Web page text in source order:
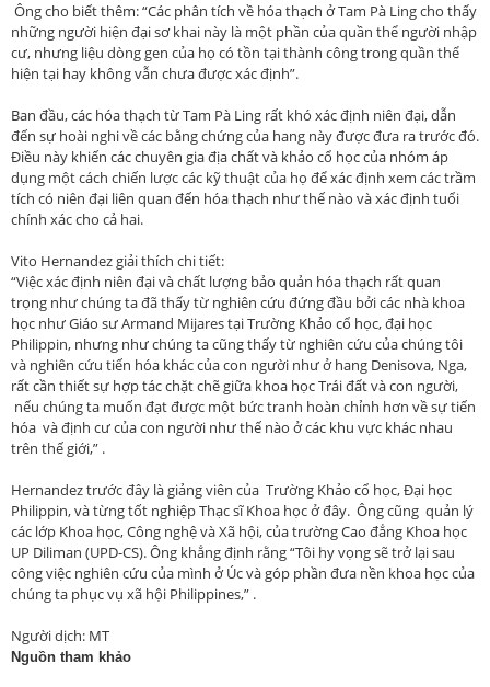
Ông cho biết thêm: “Các phân tích về hóa thạch ở Tam Pà Ling cho thấy
những người hiện đại sơ khai này là một phần của quần thể người nhập
cư, nhưng liệu dòng gen của họ có tồn tại thành công trong quần thể
hiện tại hay không vẫn chưa được xác định”.
Ban đầu, các hóa thạch từ Tam Pà Ling rất khó xác định niên đại, dẫn
đến sự hoài nghi về các bằng chứng của hang này được đưa ra trước đó.
Điều này khiến các chuyên gia địa chất và khảo cổ học của nhóm áp
dụng một cách chiến lược các kỹ thuật của họ để xác định xem các trầm
tích có niên đại liên quan đến hóa thạch như thế nào và xác định tuổi
chính xác cho cả hai.
Vito Hernandez giải thích chi tiết:
“Việc xác định niên đại và chất lượng bảo quản hóa thạch rất quan
trọng như chúng ta đã thấy từ nghiên cứu đứng đầu bởi các nhà khoa
học như Giáo sư Armand Mijares tại Trường Khảo cổ học, đại học
Philippin, nhưng như chúng ta cũng thấy từ nghiên cứu của chúng tôi
và nghiên cứu tiến hóa khác của con người như ở hang Denisova, Nga,
rất cần thiết sự hợp tác chặt chẽ giữa khoa học Trái đất và con người,
nếu chúng ta muốn đạt được một bức tranh hoàn chỉnh hơn về sự tiến
hóa và định cư của con người như thế nào ở các khu vực khác nhau
trên thế giới,” .
Hernandez trước đây là giảng viên của Trường Khảo cổ học, Đại học
Philippin, và từng tốt nghiệp Thạc sĩ Khoa học ở đây. Ông cũng quản lý
các lớp Khoa học, Công nghệ và Xã hội, của trường Cao đẳng Khoa học
UP Diliman (UPD-CS). Ông khẳng định rằng “Tôi hy vọng sẽ trở lại sau
công việc nghiên cứu của mình ở Úc và góp phần đưa nền khoa học của
chúng ta phục vụ xã hội Philippines,” .
Người dịch: MT
Nguồn tham khảo